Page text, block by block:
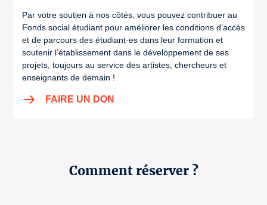
Par votre soutien à nos côtés, vous pouvez contribuer au
Fonds social étudiant pour améliorer les conditions d’accès
et de parcours des étudiant·es dans leur formation et
soutenir l’établissement dans le développement de ses
projets, toujours au service des artistes, chercheurs et
enseignants de demain !
FAIRE UN DON
Comment réserver ?